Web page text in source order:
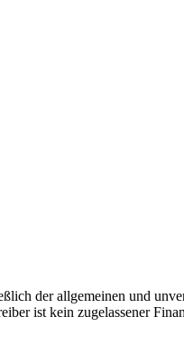
der allgemeinen und
ist kein zugelassener